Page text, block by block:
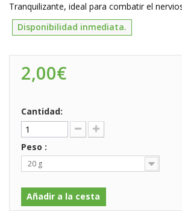
Tranquilizante, ideal para combatir el
Disponibilidad inmediata.
2,00€
Cantidad:
Peso :
20 g
Añadir a la cesta